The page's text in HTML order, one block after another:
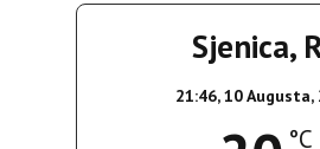
Sjenica,
21:46,10 Augusta,
°C